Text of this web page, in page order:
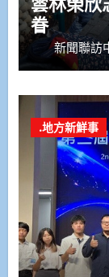
眷
新聞聯訪
.地方新鮮事